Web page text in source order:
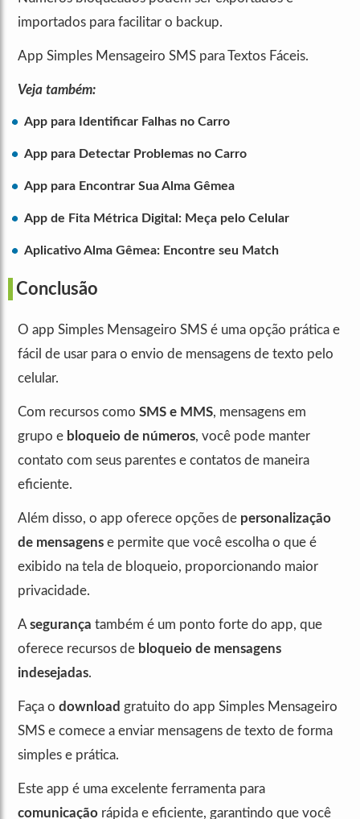
importados para facilitar o backup.
App Simples Mensageiro SMS para Textos Fáceis.
Veja também:
App para Identificar Falhas no Carro
App para Detectar Problemas no Carro
App para Encontrar Sua Alma Gêmea
App de Fita Métrica Digital: Meça pelo Celular
Aplicativo Alma Gêmea: Encontre seu Match
Conclusão
O app Simples Mensageiro SMS é uma opção prática e
fácil de usar para o envio de mensagens de texto pelo
celular.
Com recursos como SMS e MMS, mensagens em
grupo e bloqueio de números, você pode manter
contato com seus parentes e contatos de maneira
eficiente.
Além disso, o app oferece opções de personalização
de mensagens e permite que você escolha o que é
exibido na tela de bloqueio, proporcionando maior
privacidade.
A segurança também é um ponto forte do app, que
oferece recursos de bloqueio de mensagens
indesejadas.
Faça o download gratuito do app Simples Mensageiro
SMS e comece a enviar mensagens de texto de forma
simples e prática.
Este app é uma excelente ferramenta para
comunicação rápida e eficiente, garantindo que você